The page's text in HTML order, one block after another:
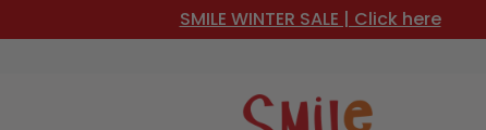
SMILE WINTER SALE | Click here